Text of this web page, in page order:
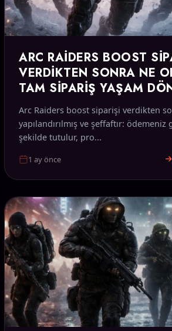
ARC RAIDERS BOOST
VERDIKTEN SONRA NE
TAM SIPARIŞ YAŞAM
Arc Raiders boost siparişi verdikten
yapılandırılmış ve şeffaftır:
şekilde tutulur, pro...
1 ay önce